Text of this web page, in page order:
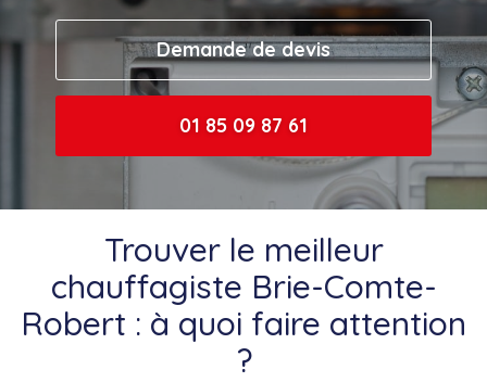
Demande de devis
01 85 09 87 61
Trouver le meilleur
chauffagiste Brie-Comte-
Robert : à quoi faire attention
?